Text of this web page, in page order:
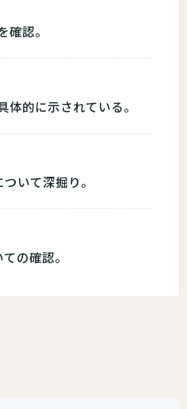
認。
的に示されている。
いて深掘り。
の確認。